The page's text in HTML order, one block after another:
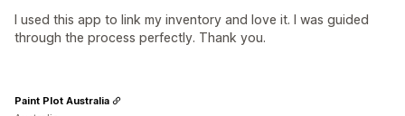
I used this app to link my inventory and love it. I was guided
through the process perfectly. Thank you.
Paint Plot Australia